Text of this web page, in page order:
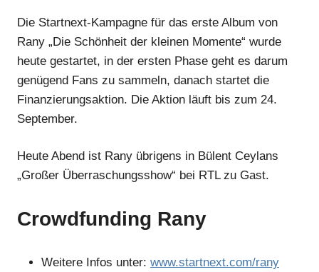
Anzeige
Anzeige
Die Startnext-Kampagne für das erste Album von
Rany „Die Schönheit der kleinen Momente“ wurde
heute gestartet, in der ersten Phase geht es darum
genügend Fans zu sammeln, danach startet die
Finanzierungsaktion. Die Aktion läuft bis zum 24.
September.
Heute Abend ist Rany übrigens in Bülent Ceylans
„Großer Überraschungsshow“ bei RTL zu Gast.
Crowdfunding Rany
Weitere Infos unter: www.startnext.com/rany